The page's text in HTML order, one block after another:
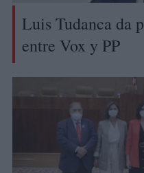
Luis Tudanca da
entre Vox y PP